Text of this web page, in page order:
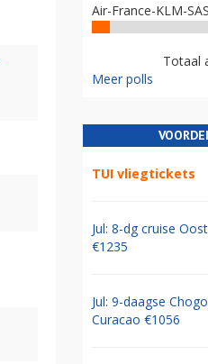
Air-France-KLM-
Totaal
Meer polls
TUI vliegtickets
Jul: 8-dg cruise
€1235
Jul: 9-daagse
Curacao €1056